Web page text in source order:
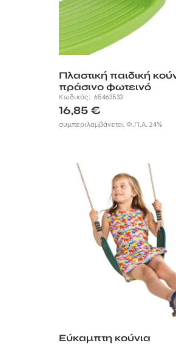
Πλαστική παιδική
πράσινο φωτεινό
Κωδικός: 65463533
16,85€
συμπεριλαμβάνεται Φ.Π.Α. 24%
Εύκαμπτη κούνια